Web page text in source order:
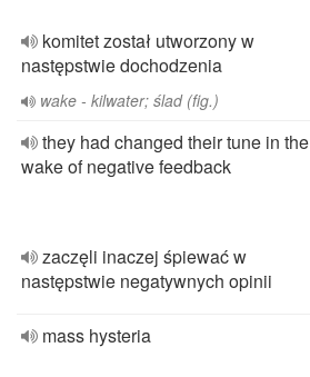
komitet został utworzony w
następstwie dochodzenia
wake - kilwater; ślad (fig.)
they had changed their tune in the
wake of negative feedback
zaczęli inaczej śpiewać w
następstwie negatywnych opinii
mass hysteria